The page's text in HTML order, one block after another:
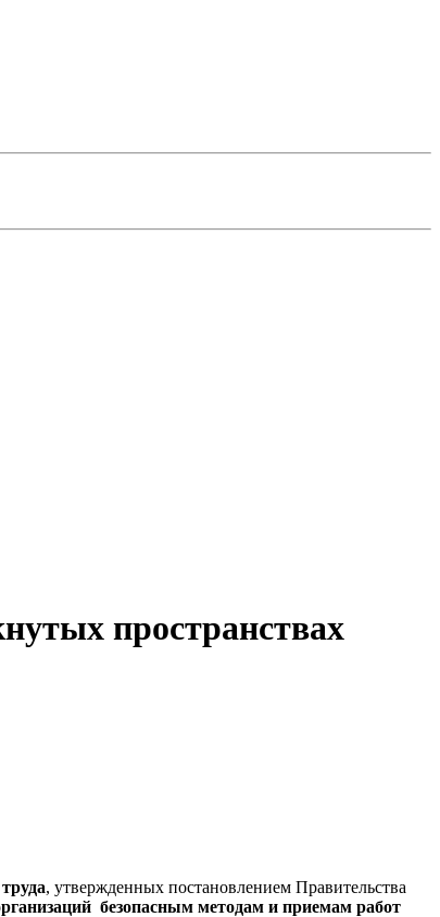
пространствах
, утвержденных постановлением Правительства
безопасным методам и приемам работ